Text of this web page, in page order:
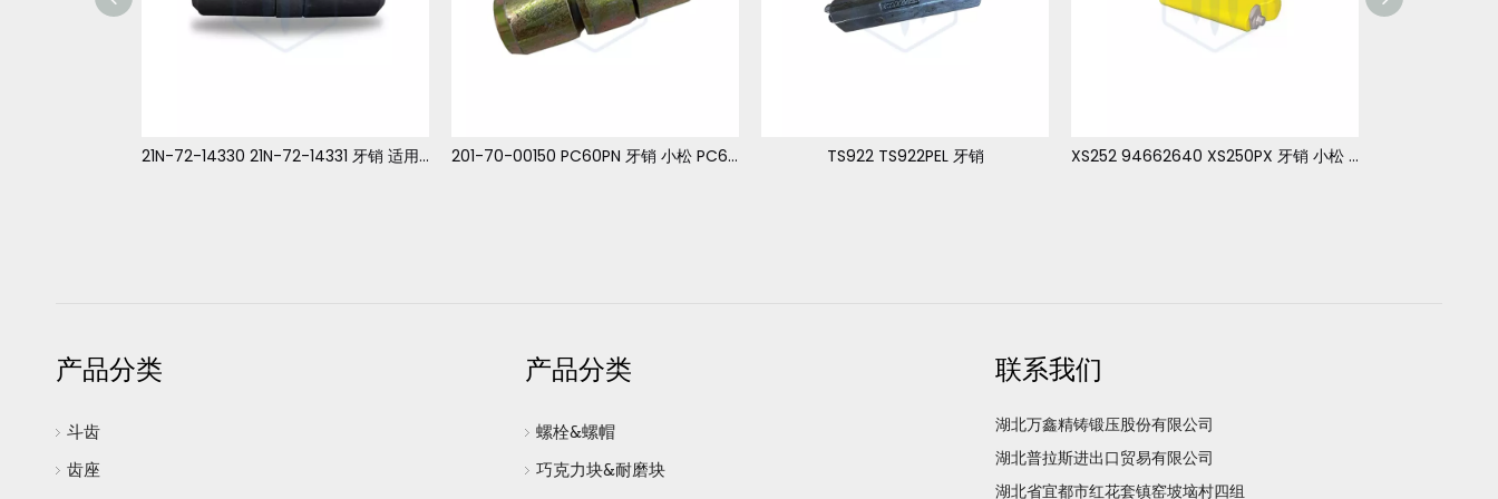
21N-72-14330 21N-72-14331 牙销 适用于小松 PC1000-PC1250 201-70-00150 PC60PN 牙销 小松 PC60-1,2 TS922 TS922PEL 牙销 XS252 94662640 XS250PX 牙销 小松 PC3000
产品分类
斗齿
齿座
产品分类
螺栓&螺帽
巧克力块&耐磨块
联系我们
湖北万鑫精铸锻压股份有限公司
湖北普拉斯进出口贸易有限公司
湖北省宜都市红花套镇窑坡垴村四组